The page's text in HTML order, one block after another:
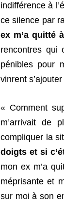
indifférence à
ce silence par
ex m’a quitté
rencontres qui
pénibles pour
vinrent
« Comment
m’arrivait de
compliquer la
doigts et si
mon ex m’a
méprisante et
sur moi à son